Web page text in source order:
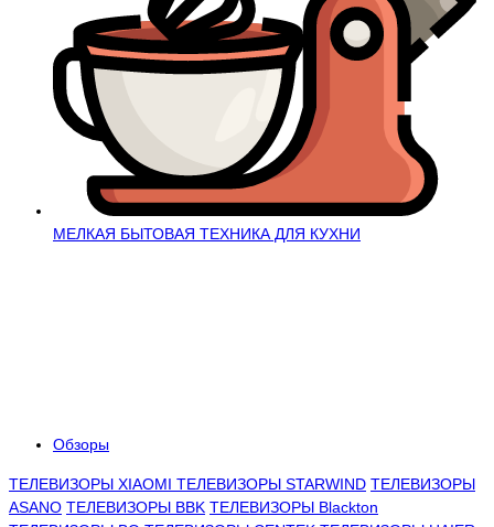
МЕЛКАЯ БЫТОВАЯ ТЕХНИКА ДЛЯ КУХНИ
Обзоры
ТЕЛЕВИЗОРЫ XIAOMI ТЕЛЕВИЗОРЫ STARWIND ТЕЛЕВИЗОРЫ
ASANO ТЕЛЕВИЗОРЫ BBK ТЕЛЕВИЗОРЫ Blackton